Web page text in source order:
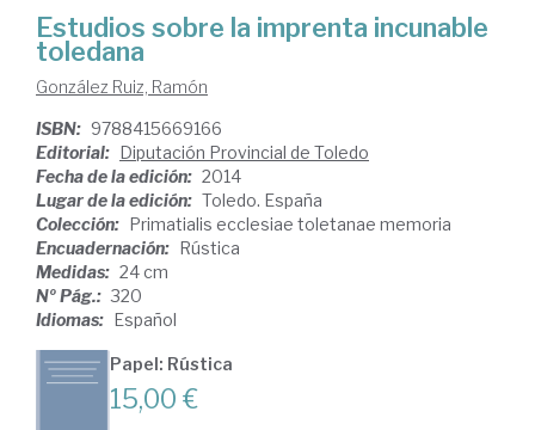
Estudios sobre la imprenta incunable
toledana
González Ruiz, Ramón
ISBN: 9788415669166
Editorial: Diputación Provincial de Toledo
Fecha de la edición: 2014
Lugar de la edición: Toledo. España
Colección: Primatialis ecclesiae toletanae memoria
Encuadernación: Rústica
Medidas: 24 cm
Nº Pág.: 320
Idiomas: Español
Papel: Rústica
15,00 €